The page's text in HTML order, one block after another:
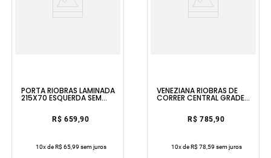
PORTA RIOBRAS LAMINADA
215X70 ESQUERDA SEM
PINTURA E SEM VIDRO ULLIAN
R$ 659,90
10x deR$ 65,99 sem juros
VENEZIANA RIOBRAS DE
CORRER CENTRAL GRADE
R$ 785,90
10x deR$ 78,59 sem juros